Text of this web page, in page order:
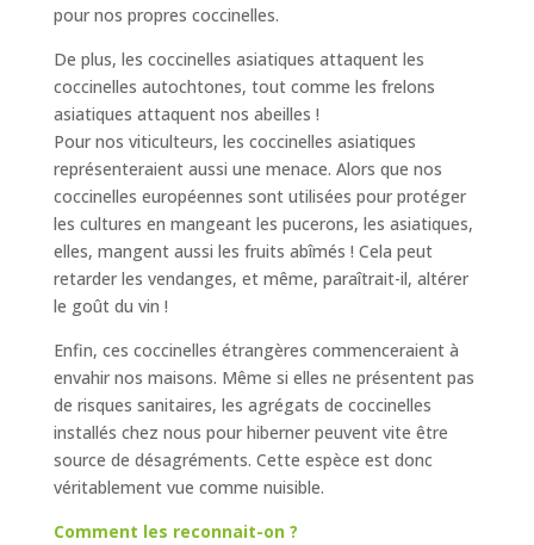
pour nos propres coccinelles.
De plus, les coccinelles asiatiques attaquent les
coccinelles autochtones, tout comme les frelons
asiatiques attaquent nos abeilles !
Pour nos viticulteurs, les coccinelles asiatiques
représenteraient aussi une menace. Alors que nos
coccinelles européennes sont utilisées pour protéger
les cultures en mangeant les pucerons, les asiatiques,
elles, mangent aussi les fruits abîmés ! Cela peut
retarder les vendanges, et même, paraîtrait-il, altérer
le goût du vin !
Enfin, ces coccinelles étrangères commenceraient à
envahir nos maisons. Même si elles ne présentent pas
de risques sanitaires, les agrégats de coccinelles
installés chez nous pour hiberner peuvent vite être
source de désagréments. Cette espèce est donc
véritablement vue comme nuisible.
Comment les reconnait-on ?